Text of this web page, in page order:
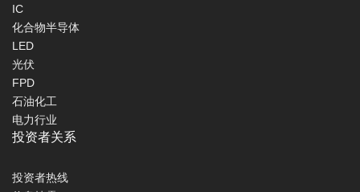
IC
化合物半导体
LED
光伏
FPD
石油化工
电力行业
投资者关系
投资者热线